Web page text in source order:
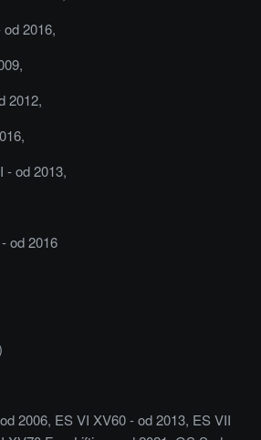
2016,
2012,
- od 2013,
od 2016
2006, ES VI XV60 - od 2013, ES VII